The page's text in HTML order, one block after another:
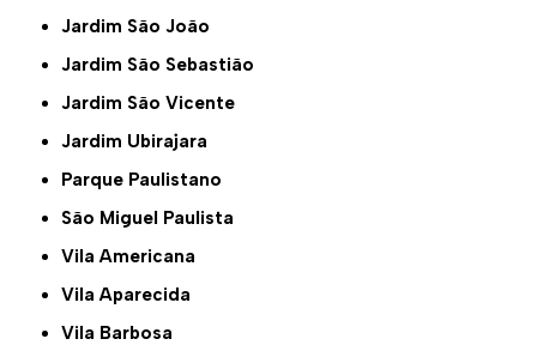
Jardim São João
Jardim São Sebastião
Jardim São Vicente
Jardim Ubirajara
Parque Paulistano
São Miguel Paulista
Vila Americana
Vila Aparecida
Vila Barbosa